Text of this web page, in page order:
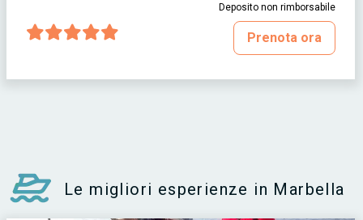
Deposito non rimborsabile
Prenota ora
Le migliori esperienze in Marbella